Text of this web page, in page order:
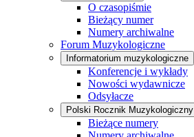
O czasopiśmie
Bieżący numer
Numery archiwalne
Forum Muzykologiczne
Informatorium muzykologiczne
Konferencje i wykłady
Nowości wydawnicze
Odsyłacze
Polski Rocznik Muzykologiczny
Bieżące numery